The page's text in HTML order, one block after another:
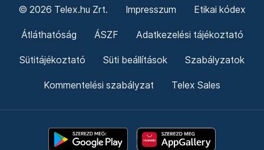
© 2026 Telex.hu Zrt. Impresszum Etikai kódex
Átláthatóság ÁSZF Adatkezelési tájékoztató
Sütitájékoztató Süti beállítások Szabályzatok
Kommentelési szabályzat Telex Sales